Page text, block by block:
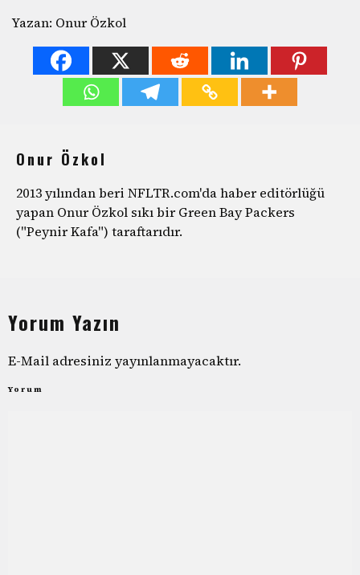
Yazan: Onur Özkol
Onur Özkol
2013 yılından beri NFLTR.com'da haber editörlüğü
yapan Onur Özkol sıkı bir Green Bay Packers
("Peynir Kafa") taraftarıdır.
Yorum Yazın
E-Mail adresiniz yayınlanmayacaktır.
Yorum